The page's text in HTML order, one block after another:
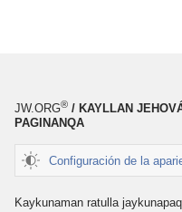
JW.ORG® / KAYLLAN
PAGINANQA
Configuración de la
Kaykunaman ratulla jaykunapaq